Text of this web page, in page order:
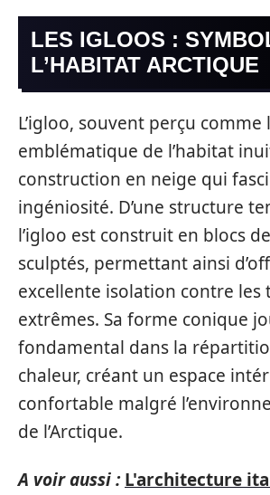
LES IGLOOS :
L’HABITAT ARCTIQUE
L’igloo, souvent perçu comme
emblématique de l’habitat
construction en neige qui
ingéniosité. D’une structure
l’igloo est construit en blocs
sculptés, permettant ainsi
excellente isolation contre les
extrêmes. Sa forme conique
fondamental dans la
chaleur, créant un espace
confortable malgré
de l’Arctique.
A voir aussi : L'architecture